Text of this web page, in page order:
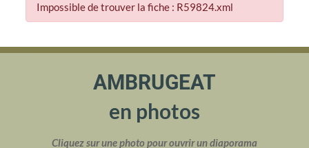
Impossible de trouver la fiche : R59824.xml
AMBRUGEAT
en photos
Cliquez sur une photo pour ouvrir un diaporama